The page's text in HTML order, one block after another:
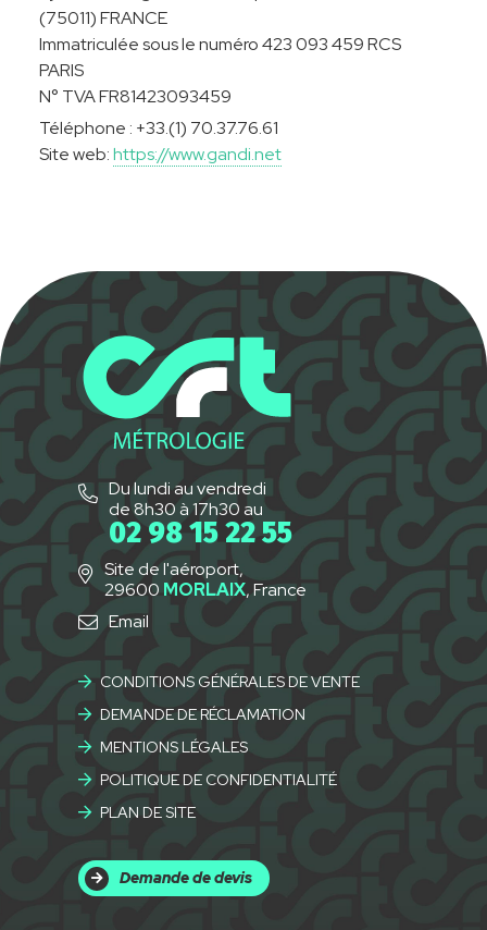
(75011) FRANCE
Immatriculée sous le numéro 423 093 459 RCS
PARIS
N° TVA FR81423093459
Téléphone : +33.(1) 70.37.76.61
Site web:https://www.gandi.net
Du lundi au vendredi
de 8h30 à 17h30 au
02 98 15 22 55
Site de l'aéroport,
29600 MORLAIX, France
Email
CONDITIONS GÉNÉRALES DE VENTE
DEMANDE DE RÉCLAMATION
MENTIONS LÉGALES
POLITIQUE DE CONFIDENTIALITÉ
PLAN DE SITE
Demande de devis